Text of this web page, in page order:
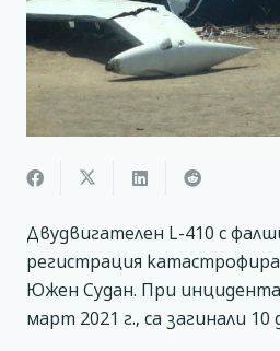
Двудвигателен L-410 с
регистрация
Южен Судан. При
март 2021 г., са загинали 10